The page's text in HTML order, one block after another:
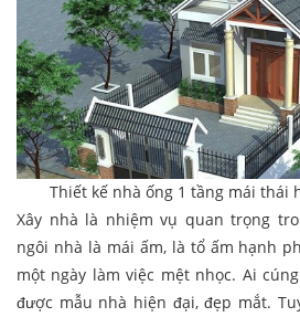
Thiết kế nhà ống 1 tầng mái thái
Xây nhà là nhiệm vụ quan trọng
ngôi nhà là mái ấm, là tổ ấm hạnh
một ngày làm việc mệt nhọc. Ai
được mẫu nhà hiện đại, đẹp mắt.